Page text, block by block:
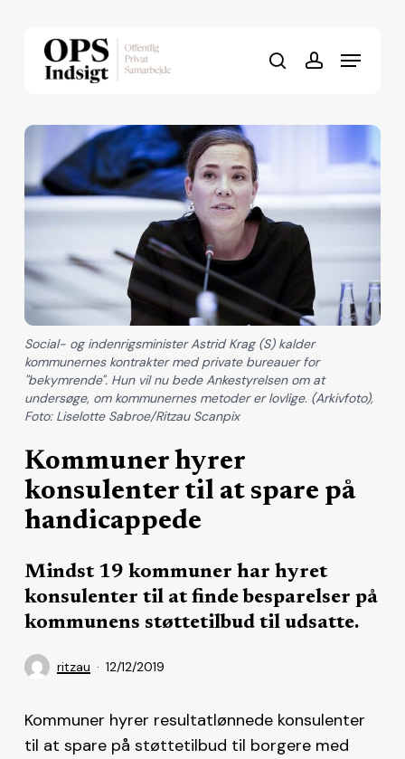
searchaccount
Menu
Kommuner hyrer
konsulenter til at spare på
handicappede
Mindst 19 kommuner har hyret
konsulenter til at finde besparelser på
kommunens støttetilbud til udsatte.
ritzau 12/12/2019
Social- og indenrigsminister Astrid Krag (S) kalder
kommunernes kontrakter med private bureauer for
"bekymrende". Hun vil nu bede Ankestyrelsen om at
undersøge, om kommunernes metoder er lovlige. (Arkivfoto),
Foto: Liselotte Sabroe/Ritzau Scanpix
Kommuner hyrer resultatlønnede konsulenter
til at spare på støttetilbud til borgere med
Close